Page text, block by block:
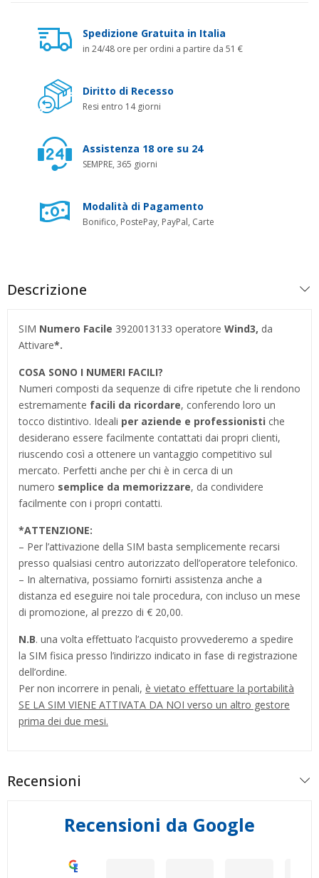
Spedizione Gratuita in Italia
in 24/48 ore per ordini a partire da 51 €
Diritto di Recesso
Resi entro 14 giorni
Assistenza 18 ore su 24
SEMPRE, 365 giorni
Modalità di Pagamento
Bonifico, PostePay, PayPal, Carte
Descrizione
SIM Numero Facile 3920013133 operatore Wind3, da
Attivare*.
COSA SONO I NUMERI FACILI?
Numeri composti da sequenze di cifre ripetute che li rendono
estremamente facili da ricordare, conferendo loro un
tocco distintivo. Ideali per aziende e professionisti che
desiderano essere facilmente contattati dai propri clienti,
riuscendo così a ottenere un vantaggio competitivo sul
mercato. Perfetti anche per chi è in cerca di un
numero semplice da memorizzare, da condividere
facilmente con i propri contatti.
*ATTENZIONE:
– Per l’attivazione della SIM basta semplicemente recarsi
presso qualsiasi centro autorizzato dell’operatore telefonico.
– In alternativa, possiamo fornirti assistenza anche a
distanza ed eseguire noi tale procedura, con incluso un mese
di promozione, al prezzo di € 20,00.
N.B. una volta effettuato l’acquisto provvederemo a spedire
la SIM fisica presso l’indirizzo indicato in fase di registrazione
dell’ordine.
Per non incorrere in penali, è vietato effettuare la portabilità
SE LA SIM VIENE ATTIVATA DA NOI verso un altro gestore
prima dei due mesi.
Recensioni
Recensioni da Google
Eccellente